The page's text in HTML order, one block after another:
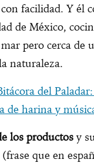
facilidad. Y él
de México,
pero cerca de
naturaleza.
del
de harina y
los productos y
que en